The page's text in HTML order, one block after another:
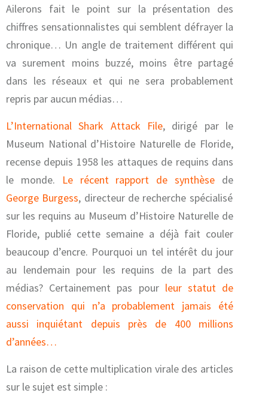
Ailerons fait le point sur la présentation des
chiffres sensationnalistes qui semblent défrayer la
chronique… Un angle de traitement différent qui
va surement moins buzzé, moins être partagé
dans les réseaux et qui ne sera probablement
repris par aucun médias…
L’International Shark Attack File, dirigé par le
Museum National d’Histoire Naturelle de Floride,
recense depuis 1958 les attaques de requins dans
le monde. Le récent rapport de synthèse de
George Burgess, directeur de recherche spécialisé
sur les requins au Museum d’Histoire Naturelle de
Floride, publié cette semaine a déjà fait couler
beaucoup d’encre. Pourquoi un tel intérêt du jour
au lendemain pour les requins de la part des
médias? Certainement pas pourleur statut de
conservation qui n’a probablement jamais été
aussi inquiétant depuis près de 400 millions
d’années…
La raison de cette multiplication virale des articles
sur le sujet est simple :